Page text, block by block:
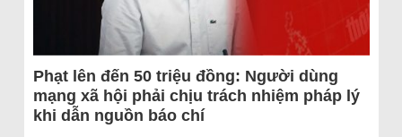
Phạt lên đến 50 triệu đồng: Người dùng
mạng xã hội phải chịu trách nhiệm pháp lý
khi dẫn nguồn báo chí